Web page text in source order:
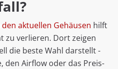
aktuellen Gehäusen hilft
zu verlieren. Dort zeigen
die beste Wahl darstellt -
den Airflow oder das Preis-